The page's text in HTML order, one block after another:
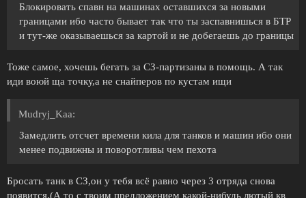
Блокировать спавн на машинах оставшихся за новыми
границами ибо часто бывает так что ты заспавнишься в БТР
и тут-же оказываешься за картой и не добегаешь до границы
Тоже самое, хочешь бегать за СЗ-партизаны в помощь. А так
иди воюй ща точку,а не снайперов по кустам ищи
Mudryj_Kaa:
Замедлить отсчет времени кила для танков и машин ибо они
менее подвижны и поворотливы чем пехота
Бросать танк в СЗ,он у тебя всё равно через 3 отряда снова
появится.(А то с твоим предложением какой-нибудь лютый кв